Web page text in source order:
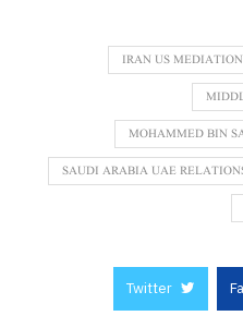
IRAN US MEDIATION
MOHAMMED BIN
SAUDI ARABIA UAE
Twitter